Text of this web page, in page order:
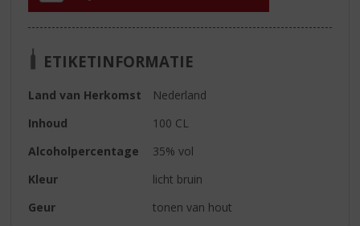
ETIKETINFORMATIE
Land van Herkomst
Nederland
Inhoud
100 CL
Alcoholpercentage
35% vol
Kleur
licht bruin
Geur
tonen van hout